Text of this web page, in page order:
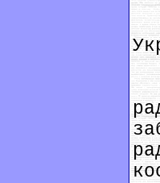
1.
2.